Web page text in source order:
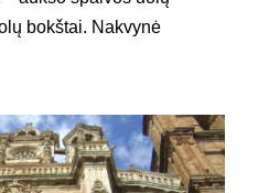
bokštai. Nakvynė